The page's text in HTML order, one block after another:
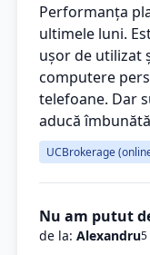
Performanța
ultimele luni.
ușor de utilizat
computere
telefoane. Dar
aducă
UCBrokerage
Nu am putut
de la: Alexandru5